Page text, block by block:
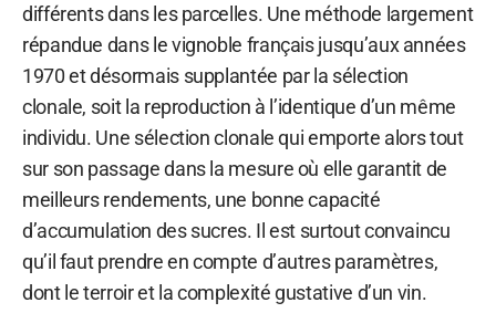
différents dans les parcelles. Une méthode largement
répandue dans le vignoble français jusqu’aux années
1970 et désormais supplantée par la sélection
clonale, soit la reproduction à l’identique d’un même
individu. Une sélection clonale qui emporte alors tout
sur son passage dans la mesure où elle garantit de
meilleurs rendements, une bonne capacité
d’accumulation des sucres. Il est surtout convaincu
qu’il faut prendre en compte d’autres paramètres,
dont le terroir et la complexité gustative d’un vin.